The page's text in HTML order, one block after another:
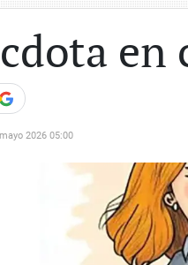
en
2026 05:00